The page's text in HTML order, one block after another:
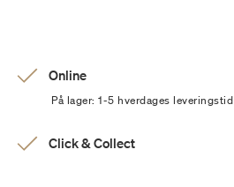
Online
På lager: 1-5 hverdages leveringstid
Click & Collect